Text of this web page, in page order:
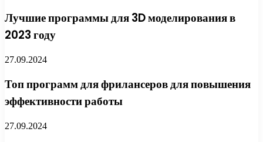
Лучшие программы для 3D моделирования в
2023 году
27.09.2024
Топ программ для фрилансеров для повышения
эффективности работы
27.09.2024